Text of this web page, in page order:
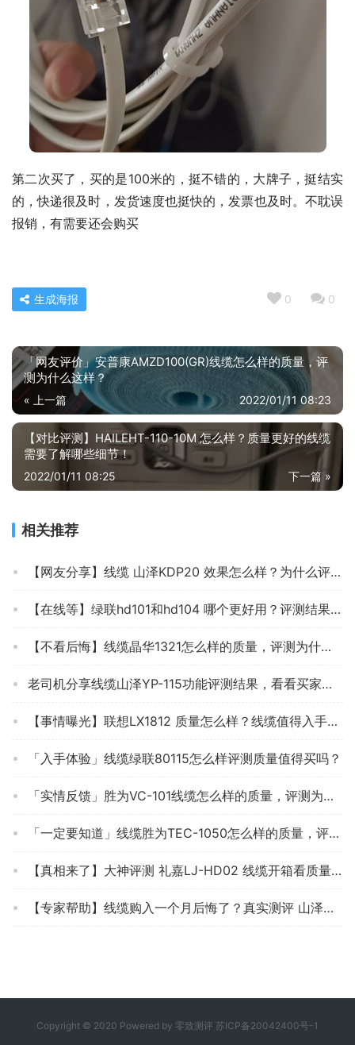
第二次买了，买的是100米的，挺不错的，大牌子，挺结实
的，快递很及时，发货速度也挺快的，发票也及时。不耽误
报销，有需要还会购买
0 0
生成海报
「网友评价」安普康AMZD100(GR)线缆怎么样的质量，评
测为什么这样？
« 上一篇 2022/01/11 08:23
【对比评测】HAILEHT-110-10M 怎么样？质量更好的线缆
需要了解哪些细节！
下一篇 »
2022/01/11 08:25
相关推荐
【网友分享】线缆 山泽KDP20 效果怎么样？为什么评价这样说？求测评！
【在线等】绿联hd101和hd104 哪个更好用？评测结果不看后悔
【不看后悔】线缆晶华1321怎么样的质量，评测为什么这样？
老司机分享线缆山泽YP-115功能评测结果，看看买家怎么样评价的
【事情曝光】联想LX1812 质量怎么样？线缆值得入手吗？大家真实看法解读
「入手体验」线缆绿联80115怎么样评测质量值得买吗？
「实情反馈」胜为VC-101线缆怎么样的质量，评测为什么这样？
「一定要知道」线缆胜为TEC-1050怎么样的质量，评测为什么这样？
【真相来了】大神评测 礼嘉LJ-HD02 线缆开箱看质量，分享怎么样避坑！
【专家帮助】线缆购入一个月后悔了？真实测评 山泽M50A-2C 质量怎么样，必看！
Copyright © 2020 Powered by 零致测评 苏ICP备20042400号-1